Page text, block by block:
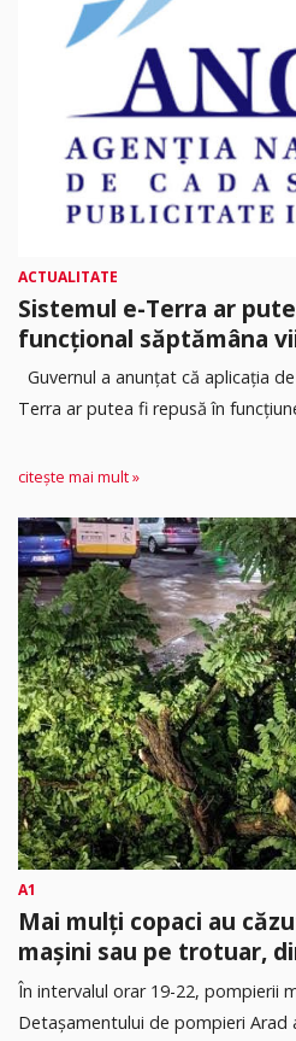
ACTUALITATE
Sistemul e-Terra ar
funcțional săptămâna
Guvernul a anunțat că aplicația
Terra ar putea fi repusă în
citește mai mult »
A1
Mai mulți copaci au
mașini sau pe trotuar,
În intervalul orar 19-22, pompierii
Detașamentului de pompieri Arad